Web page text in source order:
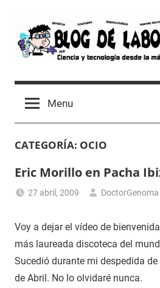
content
Blog
de
Laboratorio
Tutoriales,
Ocio
un
Laboratorio
Molecular
Menu
CATEGORÍA: OCIO
Eric Morillo en Pacha
27 abril, 2009 DoctorGenoma
Voy a dejar el vídeo de
más laureada discoteca del
Sucedió durante mi despedida
de Abril. No lo olvidaré nunca.